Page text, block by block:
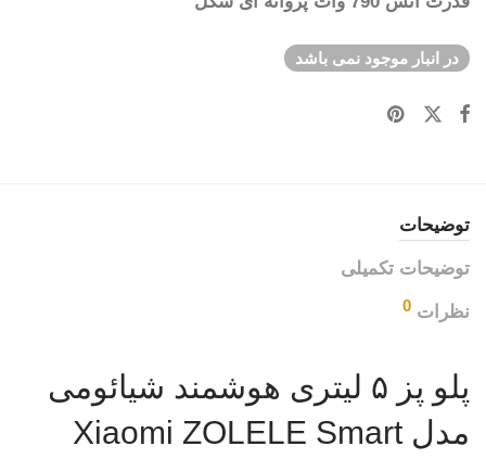
در انبار موجود نمی باشد
توضیحات
توضیحات تکمیلی
نظرات 0
پلو پز ۵ لیتری هوشمند شیائومی
مدل Xiaomi ZOLELE Smart